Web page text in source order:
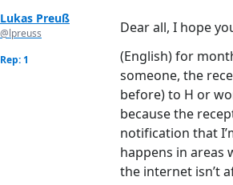
Lukas Preuß
@lpreuss
Rep: 1
Dear all, I hope
(English) for
someone, the
before) to H or
because the
notification that
happens in areas
the internet isn’t